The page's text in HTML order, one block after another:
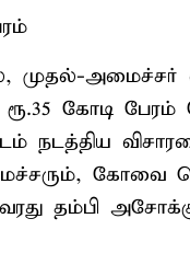
முதல்-அமைச்சர்
கோடி
நடத்திய
கோவை
தம்பி